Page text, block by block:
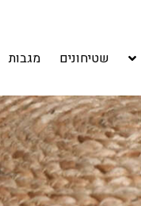
שטיחונים מגבות